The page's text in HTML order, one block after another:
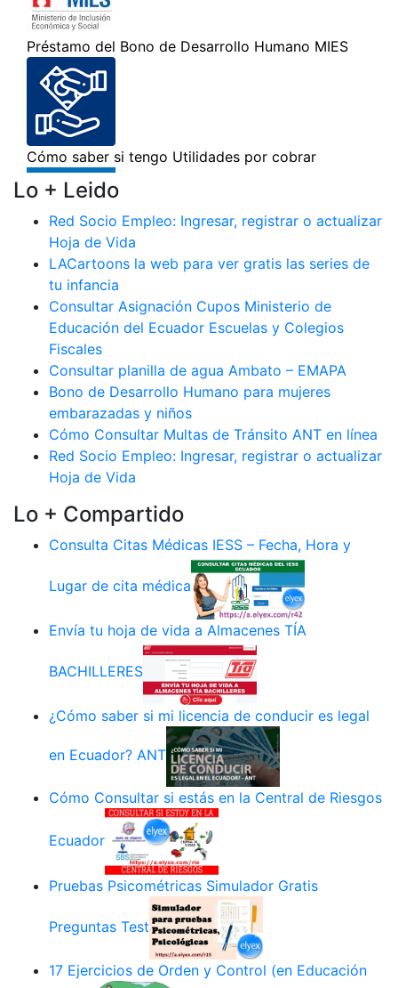
Lo + Leido
Red Socio Empleo: Ingresar, registrar o actualizar
Hoja de Vida
LACartoons la web para ver gratis las series de
tu infancia
Consultar Asignación Cupos Ministerio de
Educación del Ecuador Escuelas y Colegios
Fiscales
Consultar planilla de agua Ambato – EMAPA
Bono de Desarrollo Humano para mujeres
embarazadas y niños
Cómo Consultar Multas de Tránsito ANT en línea
Red Socio Empleo: Ingresar, registrar o actualizar
Hoja de Vida
Lo + Compartido
Consulta Citas Médicas IESS – Fecha, Hora y
Lugar de cita médica
Envía tu hoja de vida a Almacenes TÍA
BACHILLERES
¿Cómo saber si mi licencia de conducir es legal
en Ecuador? ANT
Cómo Consultar si estás en la Central de Riesgos
Ecuador
Pruebas Psicométricas Simulador Gratis
Preguntas Test
17 Ejercicios de Orden y Control (en Educación